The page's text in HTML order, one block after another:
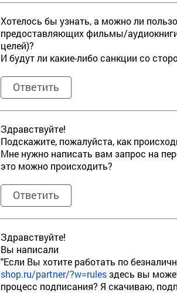
Хотелось бы узнать, а можно ли
предоставляющих фильмы/аудиокниги
целей)?
И будут ли какие-либо санкции со
Ответить
Здравствуйте!
Подскажите, пожалуйста, как
Мне нужно написать вам запрос на
это можно происходить?
Ответить
Здравствуйте!
Вы написали
"Если Вы хотите работать по
shop.ru/partner/?w=rulesздесь вы
процесс подписания? Я скачиваю,